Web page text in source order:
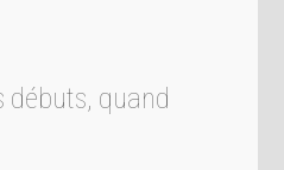
débuts, quand